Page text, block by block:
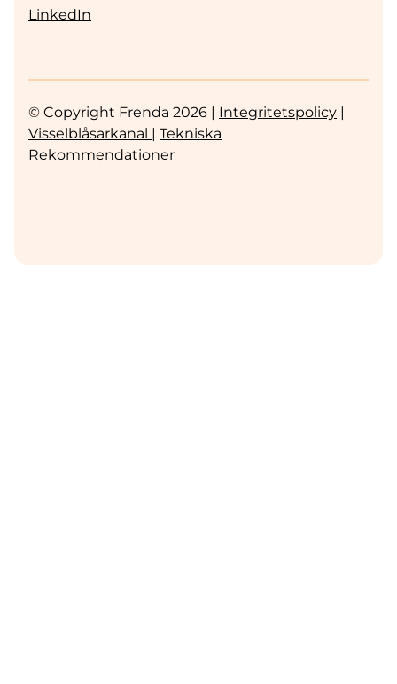
LinkedIn
© Copyright Frenda 2026 | Integritetspolicy |
Visselblåsarkanal | Tekniska
Rekommendationer